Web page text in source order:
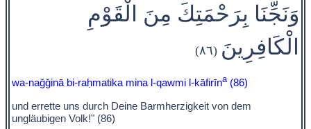
وَنَجِّنَا بِرَحْمَتِكَ مِنَ الْقَوْمِ
الْكَافِرِينَ (٨٦)
wa-naǧǧinā bi-raḥmatika mina l-qawmi l-kāfirīna(86)
und errette uns durch Deine Barmherzigkeit von dem
ungläubigen Volk!" (86)